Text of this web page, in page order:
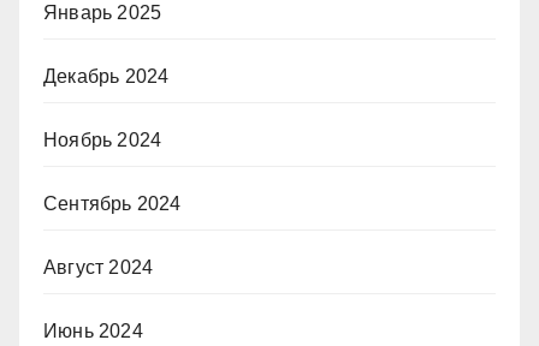
Январь 2025
Декабрь 2024
Ноябрь 2024
Сентябрь 2024
Август 2024
Июнь 2024